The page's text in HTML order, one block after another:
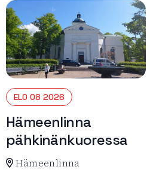
ELO 08 2026
Hämeenlinna
pähkinänkuoressa
Hämeenlinna